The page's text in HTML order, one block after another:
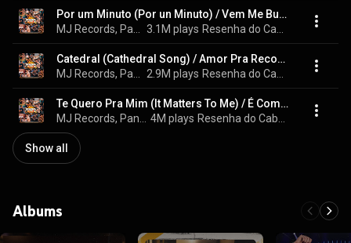
Por um Minuto (Por un Minuto) / Vem Me Buscar (Ao Vivo)
3.1M plays
Catedral (Cathedral Song) / Amor Pra Recomeçar (Ao Vivo)
2.9M plays
Te Quero Pra Mim (It Matters To Me) / É Com Ela Que Eu Estou (Ao Vivo)
4M plays
Show all
Albums